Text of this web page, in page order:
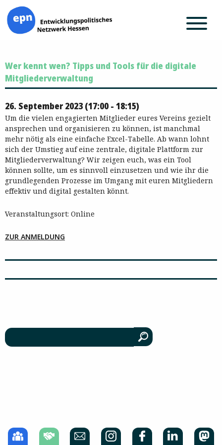
Inhalt
springen
Wer kennt wen? Tipps und Tools für die digitale
Mitgliederverwaltung
26. September 2023 (17:00 - 18:15)
Um die vielen engagierten Mitglieder eures Vereins gezielt
ansprechen und organisieren zu können, ist manchmal
mehr nötig als eine einfache Excel-Tabelle. Ab wann lohnt
sich der Umstieg auf eine zentrale, digitale Plattform zur
Mitgliederverwaltung? Wir zeigen euch, was ein Tool
können sollte, um es sinnvoll einzusetzen und wie ihr die
grundlegenden Prozesse im Umgang mit euren Mitgliedern
effektiv und digital gestalten könnt.
Veranstaltungsort: Online
ZUR ANMELDUNG